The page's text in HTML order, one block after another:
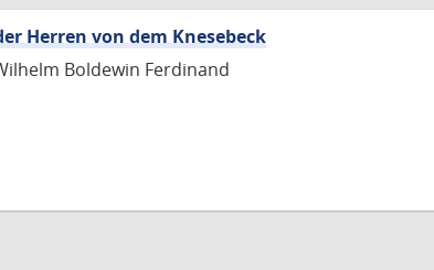
Herren von dem Knesebeck
Boldewin Ferdinand